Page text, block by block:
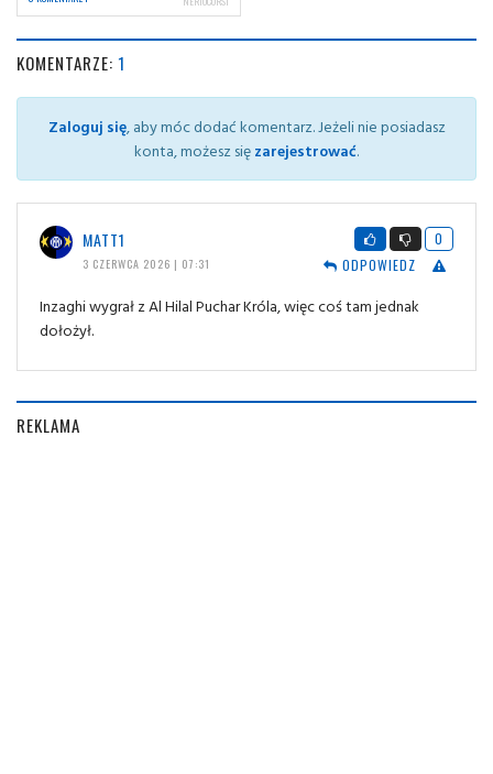
KOMENTARZE: 1
Zaloguj się, aby móc dodać komentarz. Jeżeli nie posiadasz
konta, możesz sięzarejestrować.
MATT1
3 CZERWCA 2026 | 07:31
0
ODPOWIEDZ
Inzaghi wygrał z Al Hilal Puchar Króla, więc coś tam jednak
dołożył.
REKLAMA